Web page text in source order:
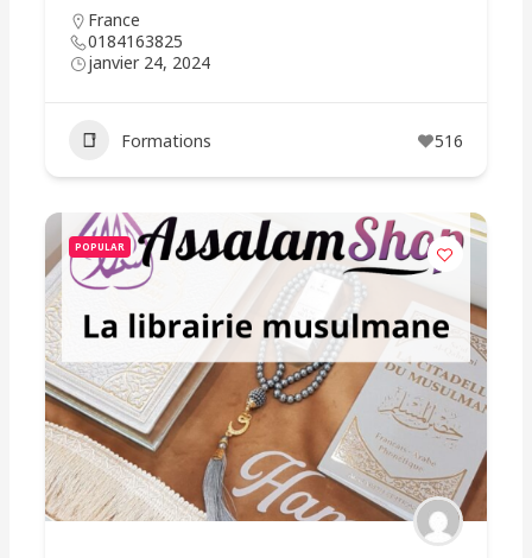
France
0184163825
janvier 24, 2024
Formations 516
POPULAR